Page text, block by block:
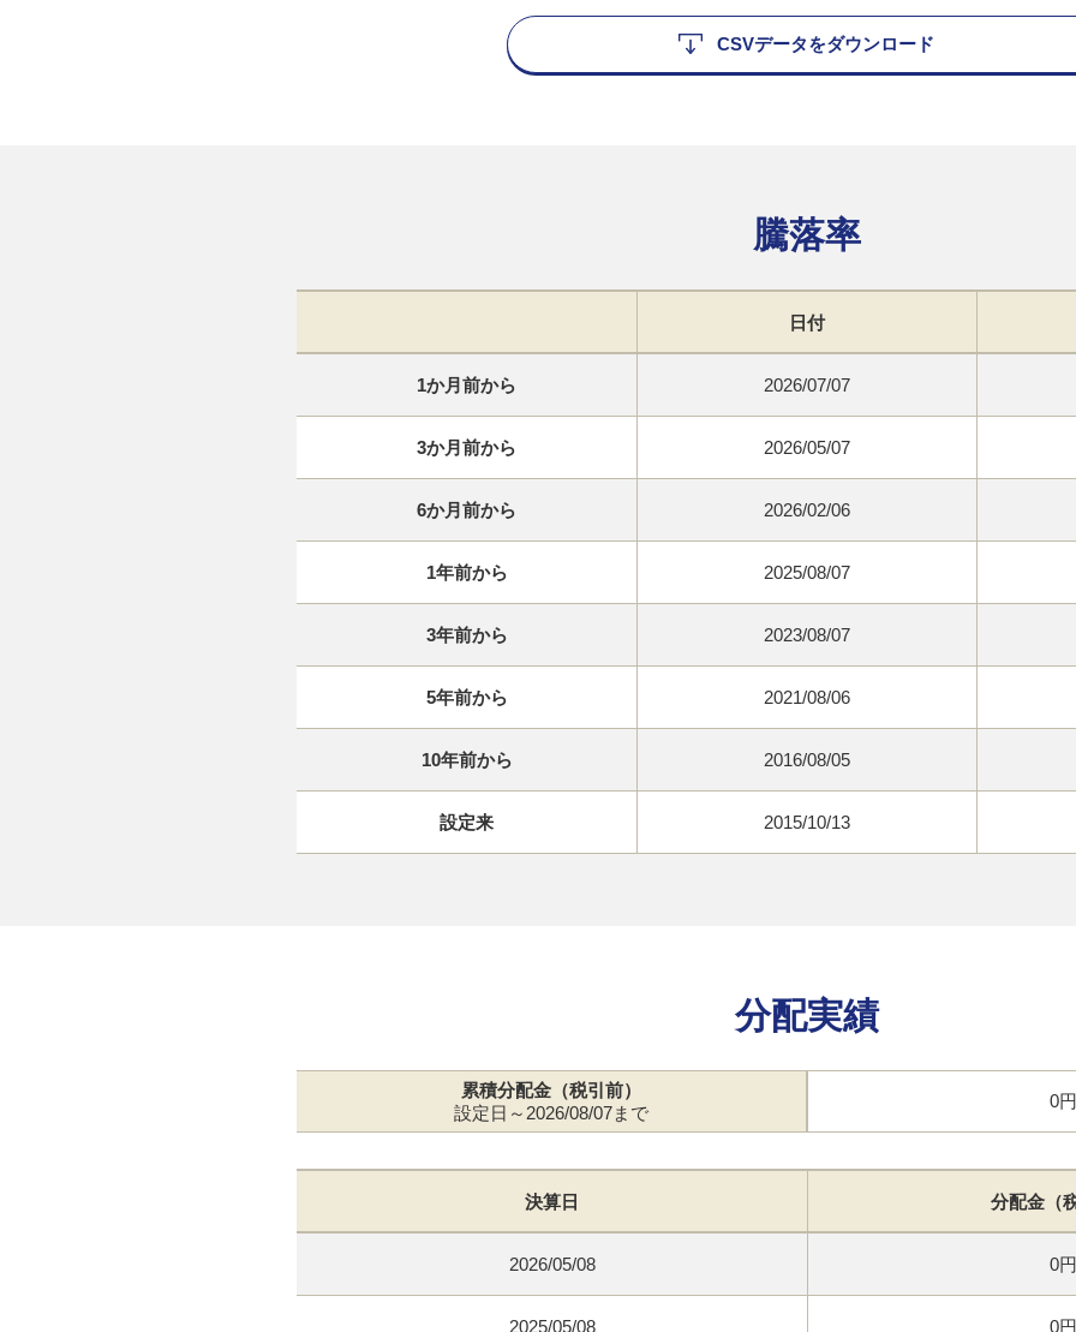
CSVデータをダウンロード
騰落率
日付
1か月前から 2026/07/07
3か月前から 2026/05/07
6か月前から 2026/02/06
1年前から 2025/08/07
3年前から 2023/08/07
5年前から 2021/08/06
10年前から 2016/08/05
設定来 2015/10/13
分配実績
累積分配金（税引前）
設定日～2026/08/07まで
0円
決算日 分配金（
2026/05/08 0円
2025/05/08 0円